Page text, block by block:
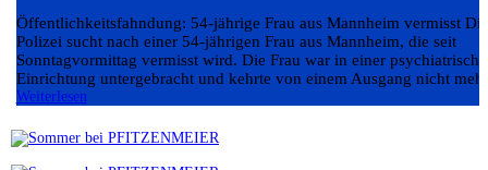
Öffentlichkeitsfahndung: 54-jährige Frau aus Mannheim vermisst Die
Polizei sucht nach einer 54-jährigen Frau aus Mannheim, die seit
Sonntagvormittag vermisst wird. Die Frau war in einer
Einrichtung untergebracht und kehrte von einem Ausgang nicht
Weiterlesen